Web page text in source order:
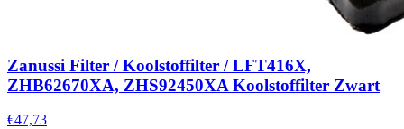
Zanussi Filter / Koolstoffilter / LFT416X,
ZHB62670XA, ZHS92450XA Koolstoffilter Zwart
€47,73